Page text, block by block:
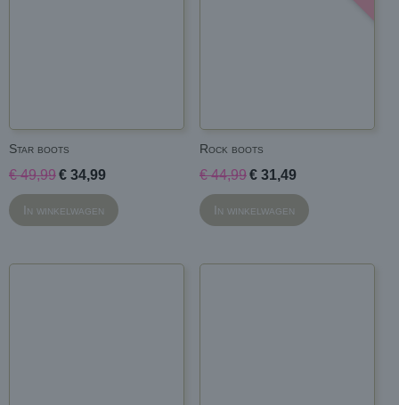
Star boots
€ 49,99€ 34,99
In winkelwagen
Rock boots
€ 44,99€ 31,49
In winkelwagen